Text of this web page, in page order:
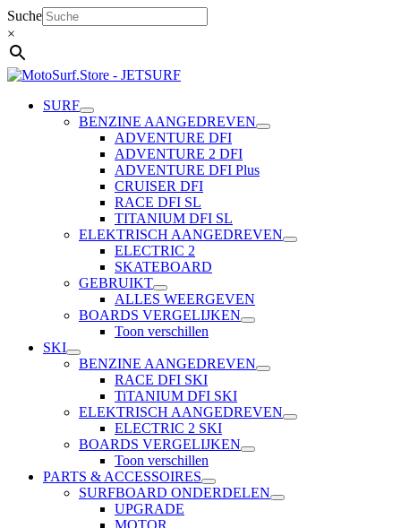
Ga
naar
de
inhoud
Suche
×
SURF
BENZINE AANGEDREVEN
ADVENTURE DFI
ADVENTURE 2 DFI
ADVENTURE DFI Plus
CRUISER DFI
RACE DFI SL
TITANIUM DFI SL
ELEKTRISCH AANGEDREVEN
ELECTRIC 2
SKATEBOARD
GEBRUIKT
ALLES WEERGEVEN
BOARDS VERGELIJKEN
Toon verschillen
SKI
BENZINE AANGEDREVEN
RACE DFI SKI
TiTANIUM DFI SKI
ELEKTRISCH AANGEDREVEN
ELECTRIC 2 SKI
BOARDS VERGELIJKEN
Toon verschillen
PARTS & ACCESSOIRES
SURFBOARD ONDERDELEN
UPGRADE
MOTOR